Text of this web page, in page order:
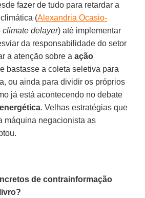
fazer de tudo para retardar a
(Alexandria Ocasio-
climate delayer) até implementar
da responsabilidade do setor
a atenção sobre aação
bastasse a coleta seletiva para
ou ainda para dividir os próprios
já está acontecendo no debate
. Velhas estratégias que
máquina negacionista as
de contrainformação